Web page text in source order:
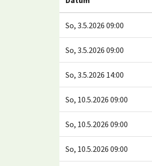
So, 3.5.2026 09:00
So, 3.5.2026 09:00
So, 3.5.2026 14:00
So, 10.5.2026 09:00
So, 10.5.2026 09:00
So, 10.5.2026 09:00